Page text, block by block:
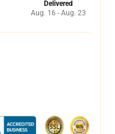
Delivered
Aug. 16 - Aug. 23